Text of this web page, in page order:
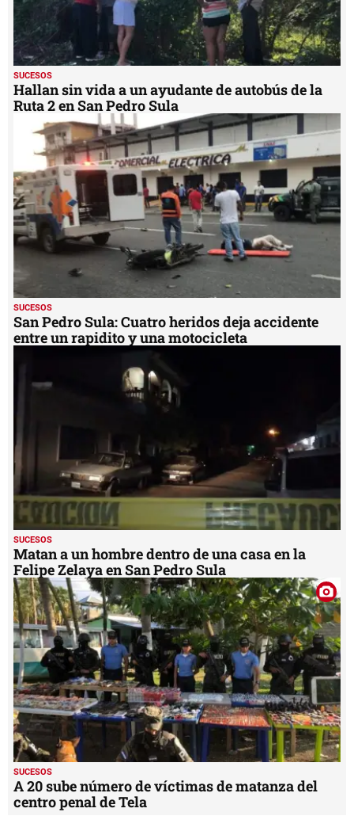
SUCESOS
Hallan sin vida a un ayudante de autobús de la
Ruta 2 en San Pedro Sula
SUCESOS
San Pedro Sula: Cuatro heridos deja accidente
entre un rapidito y una motocicleta
SUCESOS
Matan a un hombre dentro de una casa en la
Felipe Zelaya en San Pedro Sula
SUCESOS
A 20 sube número de víctimas de matanza del
centro penal de Tela